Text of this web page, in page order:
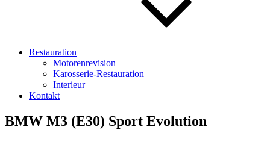
Restauration
Motorenrevision
Karosserie-Restauration
Interieur
Kontakt
BMW M3 (E30) Sport Evolution